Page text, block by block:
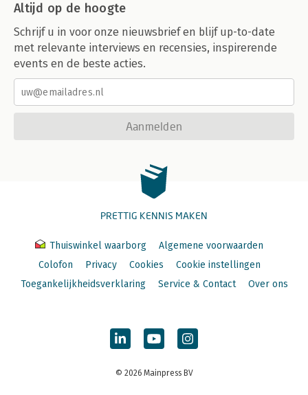
Altijd op de hoogte
Schrijf u in voor onze nieuwsbrief en blijf up-to-date
met relevante interviews en recensies, inspirerende
events en de beste acties.
Aanmelden
PRETTIG KENNIS MAKEN
Thuiswinkel waarborg
Algemene voorwaarden
Colofon
Privacy Cookies
Cookie instellingen
Toegankelijkheidsverklaring
Service & Contact Over ons
© 2026 Mainpress BV